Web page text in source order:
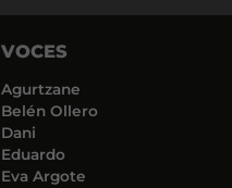
VOCES
Agurtzane
Belén Ollero
Dani
Eduardo
Eva Argote